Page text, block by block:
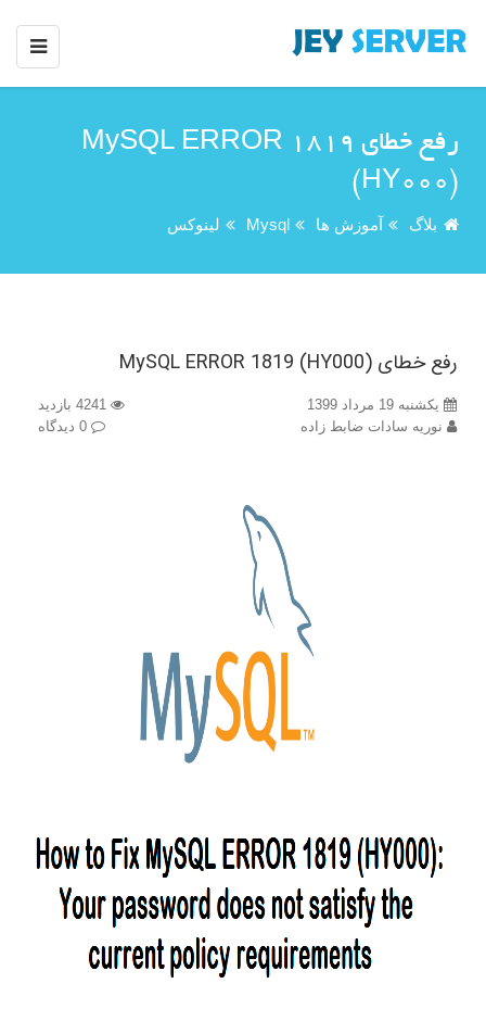
رفع خطای MySQL ERROR 1819
(HY000)
بلاگ آموزش ها Mysql لینوکس
رفع خطای MySQL ERROR 1819 (HY000)
یکشنبه 19 مرداد 1399
نوریه سادات ضابط زاده